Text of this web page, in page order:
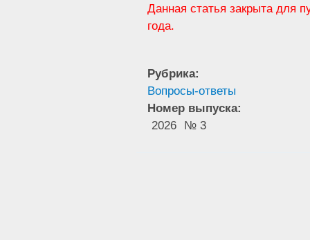
Данная статья закрыта для
года.
Рубрика:
Вопросы-ответы
Номер выпуска:
2026 № 3